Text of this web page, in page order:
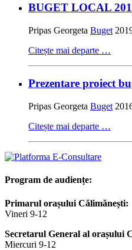
BUGET LOCAL
Pripas Georgeta Buget
Citește mai departe …
Prezentare proiect
Pripas Georgeta Buget
Citește mai departe …
Program de audiențe:
Primarul orașului Călimănești:
Vineri 9-12
Secretarul General al orașului
Miercuri 9-12